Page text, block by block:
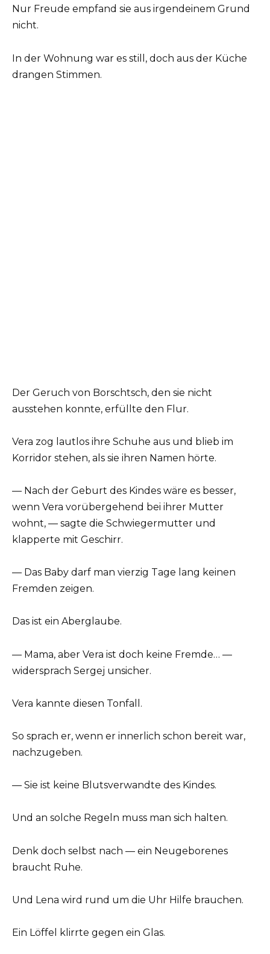
Nur Freude empfand sie aus irgendeinem Grund
nicht.
In der Wohnung war es still, doch aus der Küche
drangen Stimmen.
Der Geruch von Borschtsch, den sie nicht
ausstehen konnte, erfüllte den Flur.
Vera zog lautlos ihre Schuhe aus und blieb im
Korridor stehen, als sie ihren Namen hörte.
— Nach der Geburt des Kindes wäre es besser,
wenn Vera vorübergehend bei ihrer Mutter
wohnt, — sagte die Schwiegermutter und
klapperte mit Geschirr.
— Das Baby darf man vierzig Tage lang keinen
Fremden zeigen.
Das ist ein Aberglaube.
— Mama, aber Vera ist doch keine Fremde… —
widersprach Sergej unsicher.
Vera kannte diesen Tonfall.
So sprach er, wenn er innerlich schon bereit war,
nachzugeben.
— Sie ist keine Blutsverwandte des Kindes.
Und an solche Regeln muss man sich halten.
Denk doch selbst nach — ein Neugeborenes
braucht Ruhe.
Und Lena wird rund um die Uhr Hilfe brauchen.
Ein Löffel klirrte gegen ein Glas.